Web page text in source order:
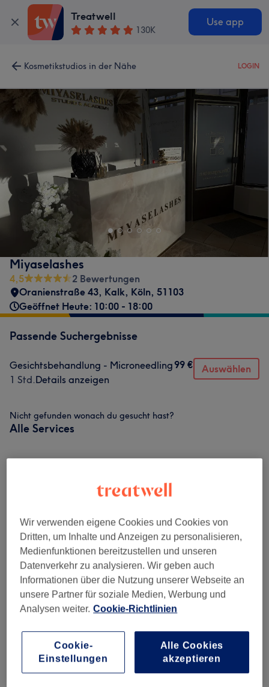
Treatwell
130K
Use app
Kosmetikstudios in der Nähe LOGIN
Miyaselashes
4,5
2 Bewertungen
Oranienstraße 43, Kalk, Köln, 51103
Geöffnet Heute: 10:00 - 18:00
Passende Suchergebnisse
Gesichtsbehandlung - Microneedling
1 Std.Details anzeigen
99 € Auswählen
Nicht gefunden wonach du gesucht hast?
Alle Services
Augenbrauen & Wimpernbehandlungen
Salonbewertungen
4,5
Wir verwenden eigene Cookies und Cookies von
Dritten, um Inhalte und Anzeigen zu personalisieren,
Medienfunktionen bereitzustellen und unseren
Datenverkehr zu analysieren. Wir geben auch
Informationen über die Nutzung unserer Webseite an
unsere Partner für soziale Medien, Werbung und
Analysen weiter. Cookie-Richtlinien
Cookie-
Einstellungen
Alle Cookies
akzeptieren